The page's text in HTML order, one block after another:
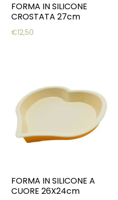
FORMA IN SILICONE
CROSTATA 27cm
€12,50
FORMA IN SILICONE A
CUORE 26X24cm